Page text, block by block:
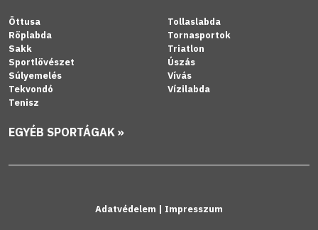
Öttusa
Röplabda
Sakk
Sportlövészet
Súlyemelés
Tekvondó
Tenisz
Tollaslabda
Tornasportok
Triatlon
Úszás
Vívás
Vízilabda
EGYÉB SPORTÁGAK »
Adatvédelem | Impresszum